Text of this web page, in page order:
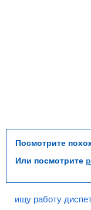
Посмотрите
Или посмотрите
ищу работу